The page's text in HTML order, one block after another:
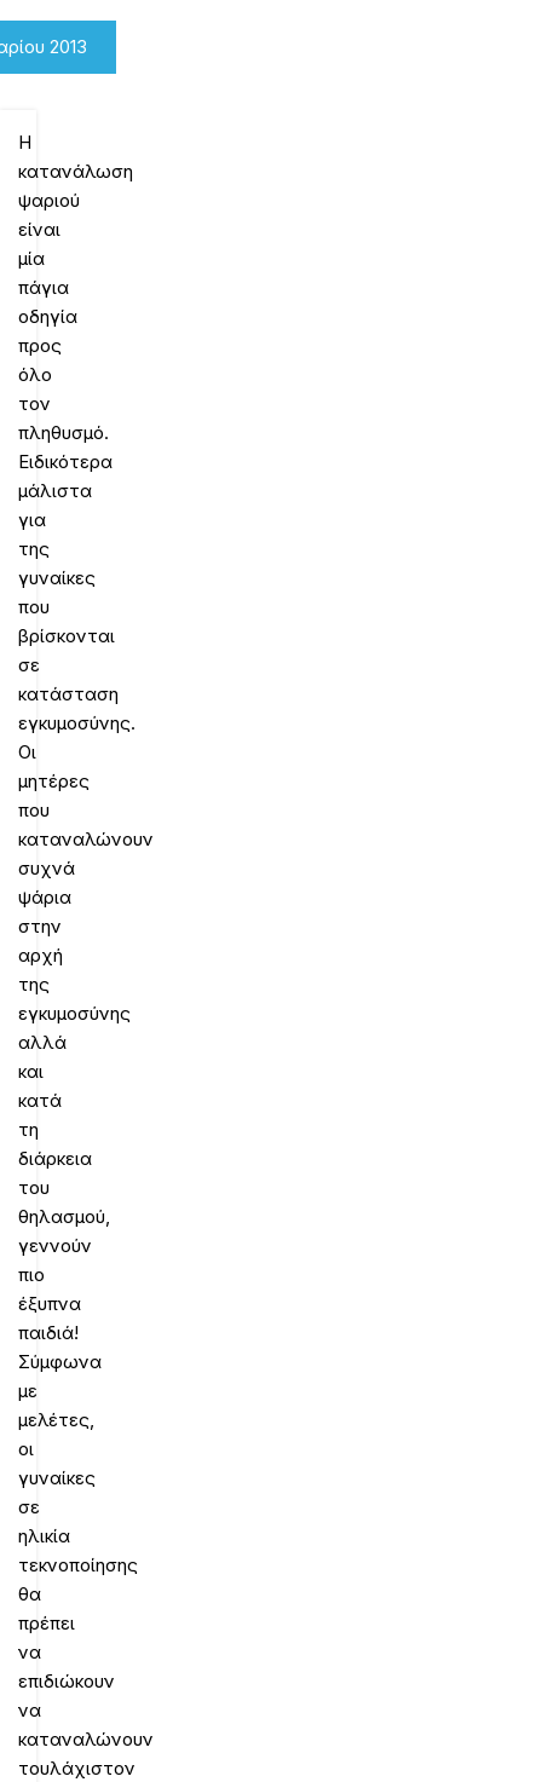
2013
Η
κατανάλωση
ψαριού
είναι
μία
πάγια
οδηγία
προς
όλο
τον
πληθυσμό.
Ειδικότερα
μάλιστα
για
της
γυναίκες
που
βρίσκονται
σε
κατάσταση
εγκυμοσύνης.
Οι
μητέρες
που
καταναλώνουν
συχνά
ψάρια
στην
αρχή
της
εγκυμοσύνης
αλλά
και
κατά
τη
διάρκεια
του
θηλασμού,
γεννούν
πιο
έξυπνα
παιδιά!
Σύμφωνα
με
μελέτες,
οι
γυναίκες
σε
ηλικία
τεκνοποίησης
θα
πρέπει
να
επιδιώκουν
να
καταναλώνουν
τουλάχιστον